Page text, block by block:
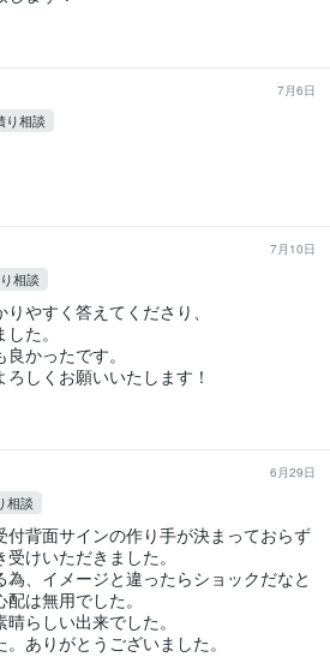
7月6日
り相談
7月10日
相談
やすく答えてくださり、
た。
かったです。
しくお願いいたします！
6月29日
相談
背面サインの作り手が決まっておらず
けいただきました。
、イメージと違ったらショックだなと
は無用でした。
らしい出来でした。
ありがとうございました。